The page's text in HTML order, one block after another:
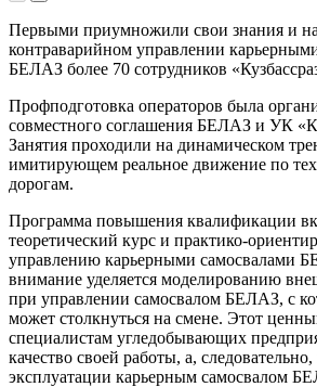
Первыми приумножили свои знания и
контраварийном управлении
БЕЛАЗ более 70 сотрудников
Профподготовка операторов была
совместного соглашения БЕЛАЗ и УК
Занятия проходили на динамическом
имитирующем реальное движение по
дорогам.
Программа повышения квалификации
теоретический курс и практико-
управлению карьерными самосвалами
внимание уделяется моделированию
при управлении самосвалом БЕЛАЗ, с
может столкнуться на смене. Этот
специалистам угледобывающих
качество своей работы, а,
эксплуатации карьерным самосвалом